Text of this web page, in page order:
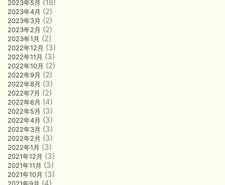
2023年5月 (18)
2023年4月 (2)
2023年3月 (2)
2023年2月 (2)
2023年1月 (2)
2022年12月 (3)
2022年11月 (3)
2022年10月 (2)
2022年9月 (2)
2022年8月 (3)
2022年7月 (2)
2022年6月 (4)
2022年5月 (3)
2022年4月 (3)
2022年3月 (3)
2022年2月 (3)
2022年1月 (3)
2021年12月 (3)
2021年11月 (3)
2021年10月 (3)